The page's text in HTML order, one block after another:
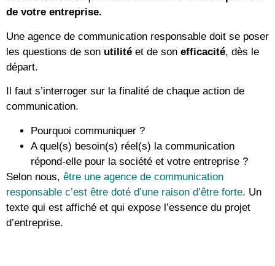
de votre entreprise.
Une agence de communication responsable doit se poser
les questions de son utilité et de son efficacité, dès le
départ.
Il faut s’interroger sur la finalité de chaque action de
communication.
Pourquoi communiquer ?
A quel(s) besoin(s) réel(s) la communication
répond-elle pour la société et votre entreprise ?
Selon nous, être une agence de communication
responsable c’est être doté d’une raison d’être forte. Un
texte qui est affiché et qui expose l’essence du projet
d’entreprise.